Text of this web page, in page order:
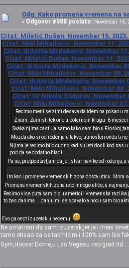
Odg: Kako promena vremena na
« Odgovor #988 poslato: Novembar 16,
Citat: Miletić Dušan Novembar 15, 2023,
Citat: Miki Mihajlovic Novembar 11,
Citat: drAnita Mrdakovic Novembar 11,
Citat: Miletić Dušan Novembar 11,
Citat: drAnita Mrdakovic Novembar
Citat: Miki Mihajlovic Novembar 09,
Citat: drAnita Mrdakovic Novembar
Citat: Miki Mihajlovic Novembar 08,
Citat: Dr Nikola Todorov Novembar
Citat: Miki Mihajlovic Novembar 07,
Recimo meni se zimi desava da idem na posao u
Znam. Zamisli tek one u polarnom krugu- 6 meseci
Svaka njima cast.Ja samo kako sam bio u
Možda ako si od rođenja u takvoj atmosferi onda ti
Njima je recimo bilo cudno kad su leti dosli kod nas
pod da se dodatno hladi.
Pa sa, pretpostavljam da je i stvar navike od rođenja,
I to kao i promene vremenskih zona dosta uticu. Mora
Promena vremenskih zona isto mnogo utiče, u
Recimo vise puta sam bio u americi i vremenska
to bas danima....danju mi se spavalo a nocu sam bio
Evo ga oept izuzetak u necemu.
Ne smatram da sam izuzetak,jer je i meni
tamo otisao da se takmicim i 100% sam bio
Gym,Hoover Dome,u Las Vegasu ceo grad